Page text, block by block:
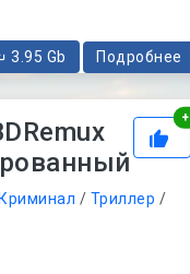
3.95 Gb Подробнее
+
/ Триллер /